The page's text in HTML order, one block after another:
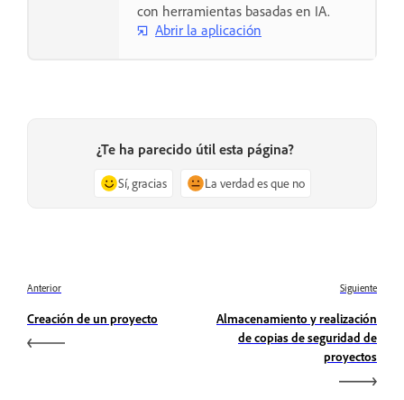
con herramientas basadas en IA.
Abrir la aplicación
¿Te ha parecido útil esta página?
Sí, gracias La verdad es que no
Anterior
Creación de un proyecto
Siguiente
Almacenamiento y realización
de copias de seguridad de
proyectos